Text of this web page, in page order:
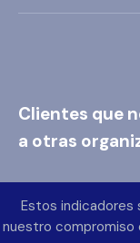
Clientes que
a otras
Estos indicadores
nuestro compromiso